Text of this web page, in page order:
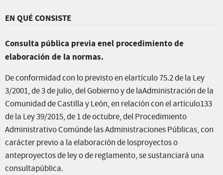
EN QUÉ CONSISTE
Consulta pública previa enel procedimiento de
elaboración de la normas.
De conformidad con lo previsto en elartículo 75.2 de la Ley
3/2001, de 3 de julio, del Gobierno y de laAdministración de la
Comunidad de Castilla y León, en relación con el artículo133
de la Ley 39/2015, de 1 de octubre, del Procedimiento
Administrativo Comúnde las Administraciones Públicas, con
carácter previo a la elaboración de losproyectos o
anteproyectos de ley o de reglamento, se sustanciará una
consultapública.